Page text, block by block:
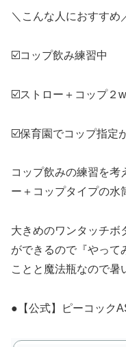
＼こんな人におすすめ
☑️コップ飲み練習中
☑️ストロー＋コップ２
☑️保育園でコップ指定
コップ飲みの練習を考
ー＋コップタイプの水
大きめのワンタッチボ
ができるので『やって
ことと魔法瓶なので暑
●【公式】ピーコック